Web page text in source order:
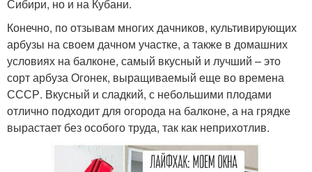
Сибири, но и на Кубани.
Конечно, по отзывам многих дачников, культивирующих
арбузы на своем дачном участке, а также в домашних
условиях на балконе, самый вкусный и лучший – это
сорт арбуза Огонек, выращиваемый еще во времена
СССР. Вкусный и сладкий, с небольшими плодами
отлично подходит для огорода на балконе, а на грядке
вырастает без особого труда, так как неприхотлив.